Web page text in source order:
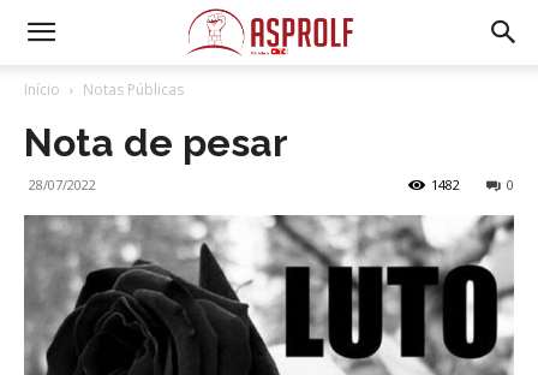
Início Notas Públicas
Nota de pesar
28/07/2022 0
1482